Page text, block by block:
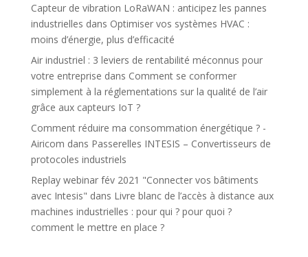
Capteur de vibration LoRaWAN : anticipez les pannes
industrielles dans Optimiser vos systèmes HVAC :
moins d’énergie, plus d’efficacité
Air industriel : 3 leviers de rentabilité méconnus pour
votre entreprise dans Comment se conformer
simplement à la réglementations sur la qualité de l’air
grâce aux capteurs IoT ?
Comment réduire ma consommation énergétique ? -
Airicom dans Passerelles INTESIS – Convertisseurs de
protocoles industriels
Replay webinar fév 2021 "Connecter vos bâtiments
avec Intesis" dans Livre blanc de l’accès à distance aux
machines industrielles : pour qui ? pour quoi ?
comment le mettre en place ?